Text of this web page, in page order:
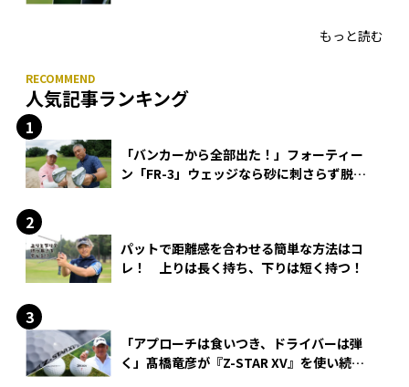
もっと読む
人気記事ランキング
「バンカーから全部出た！」フォーティー
ン「FR-3」ウェッジなら砂に刺さらず脱出
パットで距離感を合わせる簡単な方法はコ
レ！ 上りは長く持ち、下りは短く持つ！
「アプローチは食いつき、ドライバーは弾
く」髙橋竜彦が『Z-STAR XV』を使い続け